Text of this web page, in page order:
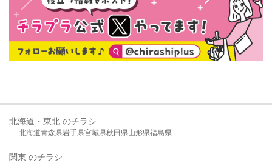
北海道・東北 のチラシ
北海道青森県岩手県宮城県秋田県山形県福島県
関東 のチラシ